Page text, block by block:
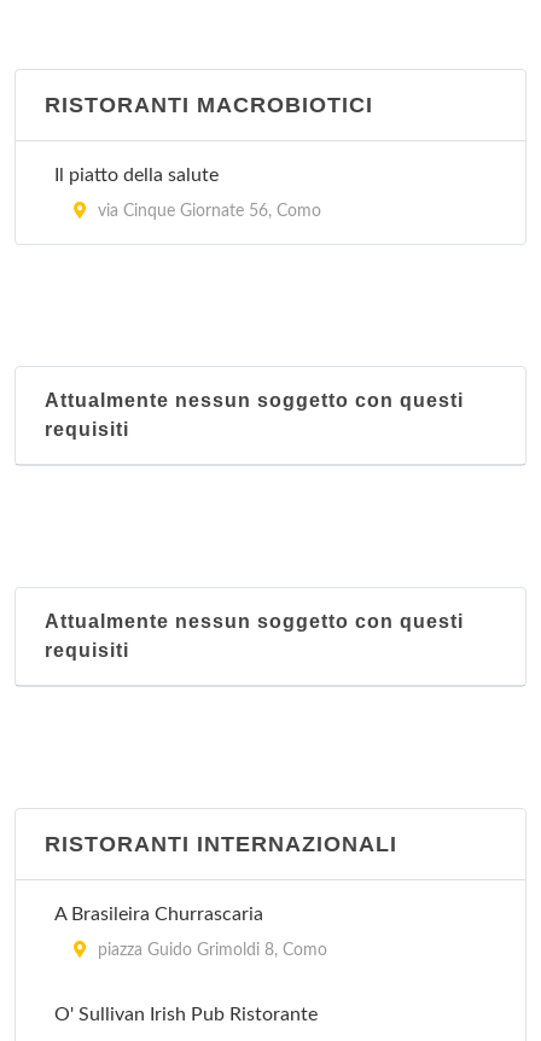
RISTORANTI MACROBIOTICI
Il piatto della salute
via Cinque Giornate 56, Como
Attualmente nessun soggetto con questi
requisiti
Attualmente nessun soggetto con questi
requisiti
RISTORANTI INTERNAZIONALI
A Brasileira Churrascaria
piazza Guido Grimoldi 8, Como
O' Sullivan Irish Pub Ristorante